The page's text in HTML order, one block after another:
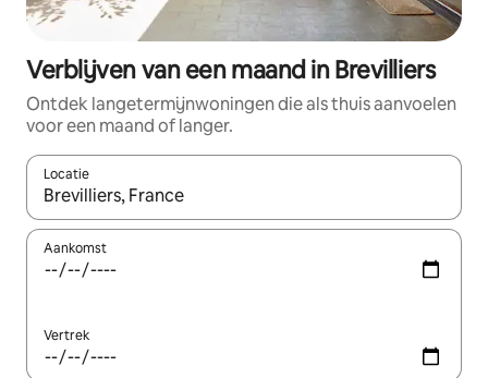
Verblijven van een maand in Brevilliers
Ontdek langetermijnwoningen die als thuis aanvoelen
voor een maand of langer.
Locatie
Wanneer er resultaten beschikbaar zijn, maak je een keuze
Aankomst
Vertrek